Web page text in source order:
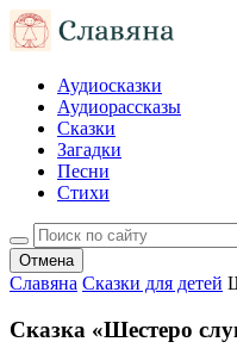
Аудиосказки
Аудиорассказы
Сказки
Загадки
Песни
Стихи
Отмена
Славяна Сказки для детей
Сказка «Шестеро